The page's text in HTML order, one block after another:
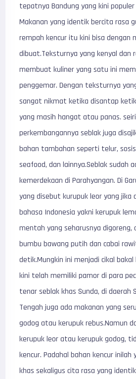
tepatnya Bandung yang kini
Makanan yang identik bercita rasa
rempah kencur itu kini bisa dengan
dibuat.Teksturnya yang kenyal dan
membuat kuliner yang satu ini
penggemar. Dengan teksturnya
sangat nikmat ketika disantap
yang masih hangat atau panas.
perkembangannya seblak juga
bahan tambahan seperti telur,
seafood, dan lainnya.Seblak sudah
kemerdekaan di Parahyangan. Di
yang disebut kurupuk leor yang jika
bahasa Indonesia yakni kerupuk
mentah yang seharusnya digoreng,
bumbu bawang putih dan cabai
detik.Mungkin ini menjadi cikal
kini telah memiliki pamor di para
tenar seblak khas Sunda, di daerah
Tengah juga ada makanan yang
godog atau kerupuk rebus.Namun
kerupuk leor atau kerupuk godog,
kencur. Padahal bahan kencur inilah
khas sekaligus cita rasa yang